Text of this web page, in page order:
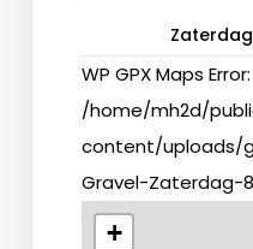
WP GPX Maps
/home/mh2d/
content/uploads/
Gravel-Zaterdag-
+